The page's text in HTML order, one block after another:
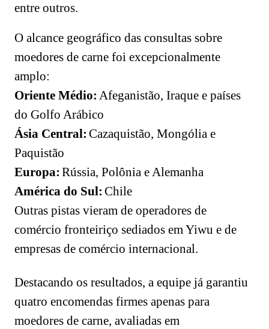
entre outros.
O alcance geográfico das consultas sobre
moedores de carne foi excepcionalmente
amplo:
Oriente Médio: Afeganistão, Iraque e países
do Golfo Arábico
Ásia Central: Cazaquistão, Mongólia e
Paquistão
Europa: Rússia, Polônia e Alemanha
América do Sul: Chile
Outras pistas vieram de operadores de
comércio fronteiriço sediados em Yiwu e de
empresas de comércio internacional.
Destacando os resultados, a equipe já garantiu
quatro encomendas firmes apenas para
moedores de carne, avaliadas em